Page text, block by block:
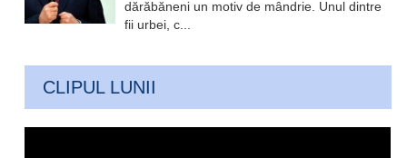
dărăbăneni un motiv de mândrie. Unul dintre
fii urbei, c...
CLIPUL LUNII